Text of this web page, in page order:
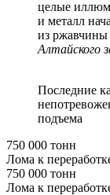
целые
и металл
из ржавчины
Алтайского
Последние
подъема
750 000 тонн
Лома к
750 000 тонн
Лома к